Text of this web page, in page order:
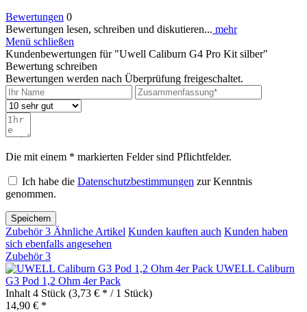
Bewertungen 0
Bewertungen lesen, schreiben und diskutieren... mehr
Menü schließen
Kundenbewertungen für "Uwell Caliburn G4 Pro Kit silber"
Bewertung schreiben
Bewertungen werden nach Überprüfung freigeschaltet.
Die mit einem * markierten Felder sind Pflichtfelder.
Ich habe die Datenschutzbestimmungen zur Kenntnis
genommen.
Speichern
Zubehör3 Ähnliche Artikel Kunden kauften auch Kunden haben
sich ebenfalls angesehen
Zubehör3
UWELL Caliburn
G3 Pod 1,2 Ohm 4er Pack
Inhalt 4 Stück (3,73 € * / 1 Stück)
14,90 € *